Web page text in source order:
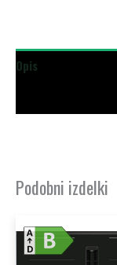
Opis
Podobni izdelki